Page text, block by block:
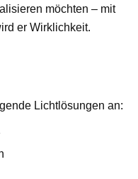
möchten – mit
er Wirklichkeit.
Lichtlösungen an: